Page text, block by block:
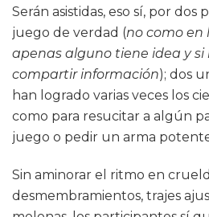
Serán asistidas, eso sí, por dos
juego de verdad (no como en
apenas alguno tiene idea y si
compartir información); dos
han logrado varias veces los
como para resucitar a algún
juego o pedir un arma
Sin aminorar el ritmo en
desmembramientos, trajes